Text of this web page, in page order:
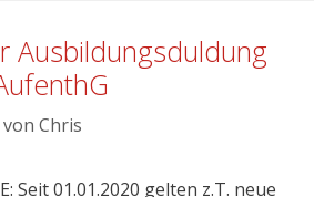
Ausbildungsduldung
von Chris
Seit 01.01.2020 gelten z.T. neue